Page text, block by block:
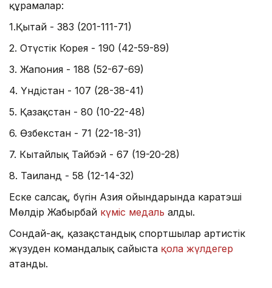
құрамалар:
1.Қытай - 383 (201-111-71)
2. Оңтүстік Корея - 190 (42-59-89)
3. Жапония - 188 (52-67-69)
4. Үндістан - 107 (28-38-41)
5. Қазақстан - 80 (10-22-48)
6. Өзбекстан - 71 (22-18-31)
7. Кытайлық Тайбэй - 67 (19-20-28)
8. Таиланд - 58 (12-14-32)
Еске салсақ, бүгін Азия ойындарында каратэші
Мөлдір Жаңбырбай күміс медаль алды.
Сондай-ақ, қазақстандық спортшылар артистік
жүзуден командалық сайыста қола жүлдегер
атанды.